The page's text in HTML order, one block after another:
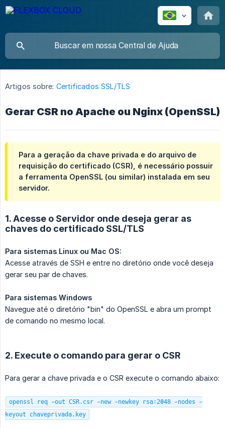
Artigos sobre: Certificados SSL/TLS
Gerar CSR no Apache ou Nginx (OpenSSL)
Para a geração da chave privada e do arquivo de
requisição do certificado (CSR), é necessário possuir
a ferramenta OpenSSL (ou similar) instalada em seu
servidor.
1. Acesse o Servidor onde deseja gerar as
chaves do certificado SSL/TLS
Para sistemas Linux ou Mac OS:
Acesse através de SSH e entre no diretório onde você deseja
gerar seu par de chaves.
Para sistemas Windows
Navegue até o diretório "bin" do OpenSSL e abra um prompt
de comando no mesmo local.
2. Execute o comando para gerar o CSR
Para gerar a chave privada e o CSR execute o comando abaixo:
openssl req -out CSR.csr -new -newkey rsa:2048 -nodes -
keyout chaveprivada.key